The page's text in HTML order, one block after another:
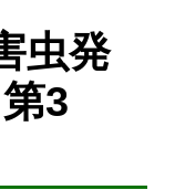
虫発
3